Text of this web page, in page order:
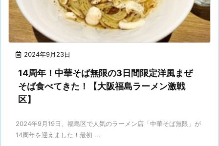
2024年9月23日
14周年！中華そば無限の3日間限定洋風まぜ
そば食べてきた！【大阪福島ラーメン激戦
区】
2024年9月19日、福島区で人気のラーメン店「中華そば無限」が
14周年を迎えました！最初 ...